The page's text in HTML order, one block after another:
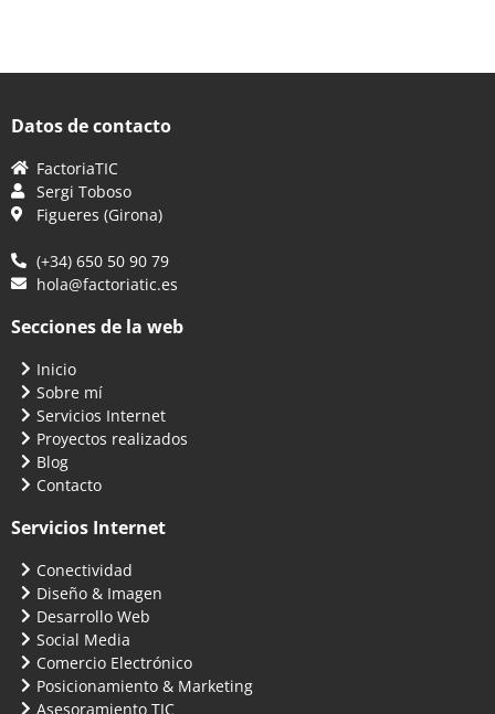
Datos de contacto
FactoriaTIC
Sergi Toboso
Figueres (Girona)
(+34) 650 50 90 79
hola@factoriatic.es
Secciones de la web
Inicio
Sobre mí
Servicios Internet
Proyectos realizados
Blog
Contacto
Servicios Internet
Conectividad
Diseño & Imagen
Desarrollo Web
Social Media
Comercio Electrónico
Posicionamiento & Marketing
Asesoramiento TIC